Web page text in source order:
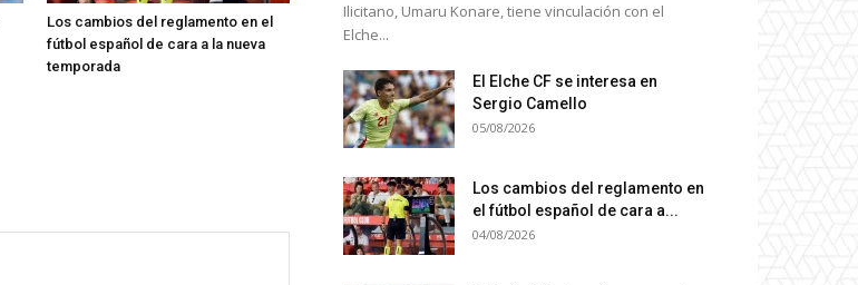
Los cambios del reglamento en el
fútbol español de cara a la nueva
temporada
Ilicitano, Umaru Konare, tiene vinculación con el
Elche...
El Elche CF se interesa en
Sergio Camello
05/08/2026
Los cambios del reglamento en
el fútbol español de cara a...
04/08/2026